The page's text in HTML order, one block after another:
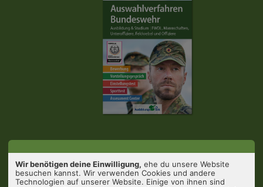
Wir benötigen deine Einwilligung, ehe du unsere Website
besuchen kannst. Wir verwenden Cookies und andere
Technologien auf unserer Website. Einige von ihnen sind